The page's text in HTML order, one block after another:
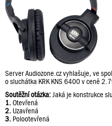
Server Audiozone.cz vyhlašuje, ve
o sluchátka KRK KNS 6400 v ceně
Soutěžní otázka:Jaká je konstrukce
1.Otevřená
2. Uzavřená
3. Polootevřená